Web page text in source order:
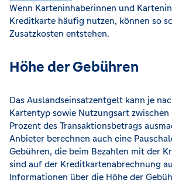
Wenn Karteninhaberinnen und
Kreditkarte häufig nutzen, können so
Zusatzkosten entstehen.
Höhe der Gebühren
Das Auslandseinsatzentgelt kann je
Kartentyp sowie Nutzungsart zwischen
Prozent des Transaktionsbetrags
Anbieter berechnen auch eine
Gebühren, die beim Bezahlen mit der
sind auf der Kreditkartenabrechnung
Informationen über die Höhe der